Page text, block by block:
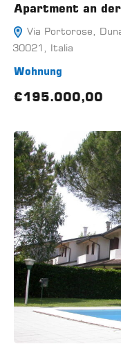
Apartment an
Via Portorose,
30021, Italia
Wohnung
€195.000,00